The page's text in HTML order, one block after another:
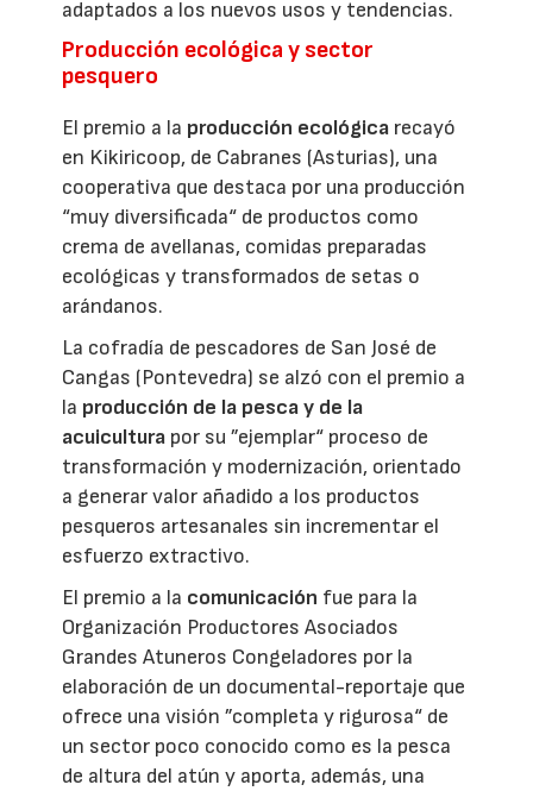
adaptados a los nuevos usos y tendencias.
Producción ecológica y sector
pesquero
El premio a la producción ecológica recayó
en Kikiricoop, de Cabranes (Asturias), una
cooperativa que destaca por una producción
“muy diversificada“ de productos como
crema de avellanas, comidas preparadas
ecológicas y transformados de setas o
arándanos.
La cofradía de pescadores de San José de
Cangas (Pontevedra) se alzó con el premio a
la producción de la pesca y de la
acuicultura por su ”ejemplar“ proceso de
transformación y modernización, orientado
a generar valor añadido a los productos
pesqueros artesanales sin incrementar el
esfuerzo extractivo.
El premio a la comunicación fue para la
Organización Productores Asociados
Grandes Atuneros Congeladores por la
elaboración de un documental-reportaje que
ofrece una visión ”completa y rigurosa“ de
un sector poco conocido como es la pesca
de altura del atún y aporta, además, una